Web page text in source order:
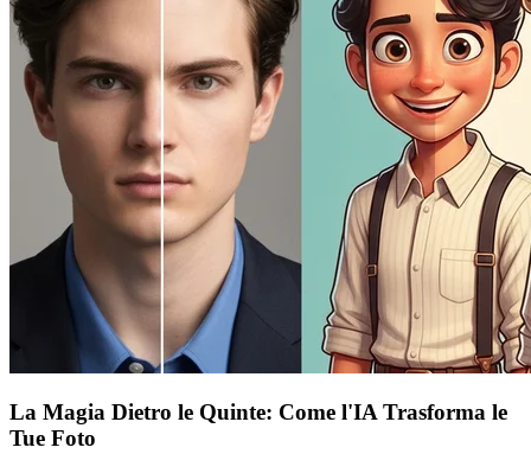
La Magia Dietro le Quinte: Come l'IA Trasforma le
Tue Foto